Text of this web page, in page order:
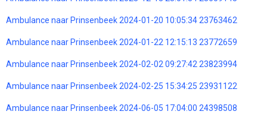
Ambulance naar Prinsenbeek 2024-01-20 10:05:34 23763462
Ambulance naar Prinsenbeek 2024-01-22 12:15:13 23772659
Ambulance naar Prinsenbeek 2024-02-02 09:27:42 23823994
Ambulance naar Prinsenbeek 2024-02-25 15:34:25 23931122
Ambulance naar Prinsenbeek 2024-06-05 17:04:00 24398508